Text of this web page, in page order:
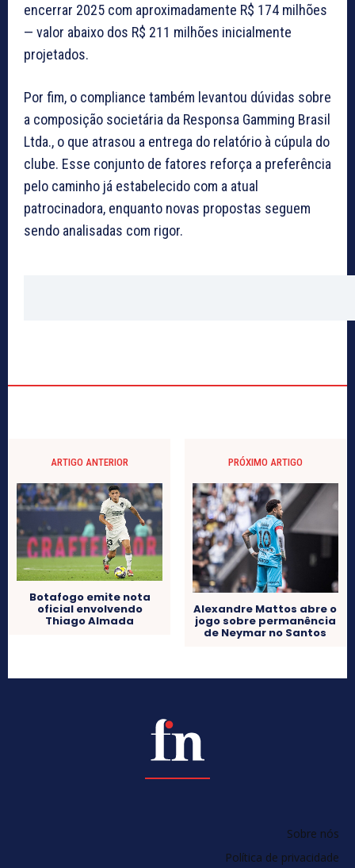
encerrar 2025 com aproximadamente R$ 174 milhões
— valor abaixo dos R$ 211 milhões inicialmente
projetados.
Por fim, o compliance também levantou dúvidas sobre
a composição societária da Responsa Gamming Brasil
Ltda., o que atrasou a entrega do relatório à cúpula do
clube. Esse conjunto de fatores reforça a preferência
pelo caminho já estabelecido com a atual
patrocinadora, enquanto novas propostas seguem
sendo analisadas com rigor.
ARTIGO ANTERIOR
Botafogo emite nota
oficial envolvendo
Thiago Almada
PRÓXIMO ARTIGO
Alexandre Mattos abre o
jogo sobre permanência
de Neymar no Santos
Sobre nós
Política de privacidade